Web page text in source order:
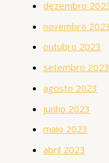
dezembro
novembro 2023
outubro 2023
setembro 2023
agosto 2023
junho 2023
maio 2023
abril 2023